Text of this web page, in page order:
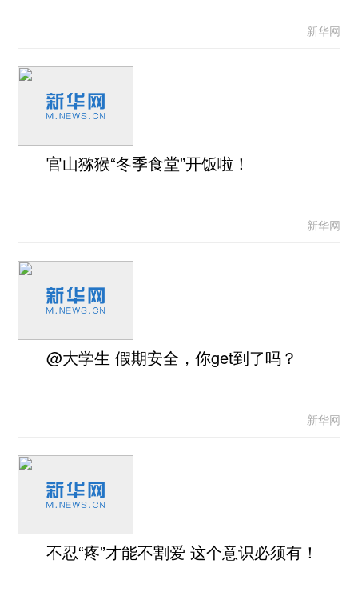
新华网
官山猕猴“冬季食堂”开饭啦！
新华网
@大学生 假期安全，你get到了吗？
新华网
不忍“疼”才能不割爱 这个意识必须有！